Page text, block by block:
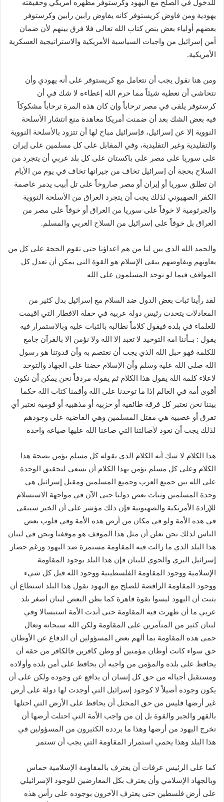
للدخول في الصلح مع اليهود وكرستوفر مظهره امريكي وحقيقته
يهودية ومن فاوض كريستوفر كانه يفاوض رابين رابين وكرستوفر
بعضهم أولياء بعض بنص كتاب الله تعالى فلا فرق بينهم لأن ضمان
أمن إسرائيل من واجبات السياسية الأمريكية والاستراتيجية العسكرية
الأمريكية.
ومن هنا نقول يجب أن نتعامل مع كريستوفر على أنه يهودي وأن
نتحاشى أن نعطيه شيئاً مما حرم الله إعطاءه لا شك في أن
كرستوفر يلقى في مصر ترحاباً وإن كان هذه المرة ترحاباً مشكوكاً
فيه بعض الشك بعد أن ضمنت أمريكا معاهدة منع انتشار الأسلحة
النووية إلا عن إسرائيل، فإسرائيل مباح لها أن تتزود بالأسلحة النووية
والتقليدية وغير التقليدية، وفي المقابل على كل مسلمين على إيران
على سوريا على مصر على باكستان على كل بلد عربي أن يتجرد من
السلاح بحجة أن إسرائيل تخاف من جيرانها تخاف في يوم من الأيام
ان تطلق سوريا أو إيران أو مصر صاروخاً على تل أبيب يدمر عاصمة
الكفر الصهيوني لذلك يجب أن يتجرد العراق من الأسلحة النووية
والجرثومية لا خوفاً على سوريا من العراق أو خوفاً على مصر من
العراق بل خوفاً على إسرائيل من السلاح العربي والمسلم.
والحمد الله الذي بين لنا من هم اعداؤنا حتى تقوم الحجة على كل من
يعاونهم ويفاوضهم يبقى الإسلام هو القوة التي يمكن أن تعدل كل
المواقف فيما لو توحد المسلمون على الله
لقد رأينا ثبات بعض الدول ضد السلام مع إسرائيل بدل كثير من
المعادلات يتحدث رئيس دولة عربية في حفلة الافطار التي اقيمت
للعلماء في بلده فيقول كلاماً نطالبه بالثبات عليه وبالاستمرار فيه
يقول : بــأننا امة التوحيد لا تعبد إلا الله ولا نؤمن إلا بالقرآن جامع
للكلمة فهو حبل الله الذي يجب أن نعتصم به وأن قدوتنا هو رسول
الله صلى الله عليه وسلم وأن الإسلام حضنا على الجهاد والتوحد
لاعلاء كلمة الله يقول هذا الكلام ثم يقوله مردفاً نحن يمكن أن نكون
أقوى أمة في العالم إذا ما توحدنا على الله وأقمنا كتاب الله حكما
بيننا نحن نعتبر كل فرقة طائفية أو حزبية أو مذهبية أو قومية نعتبر أي
تفرق أو عصبية هي مقتل المسلمين وهي القاضية على وجودهم
لذلك يجب أن نعود لأصالتنا التي صاغنا الله عليها صياغة واحدة
هذا الكلام لا شك أنه الكلام الذي يقوله كل مسلم يؤمن بصحة هذا
الكلام وعلى كل مسلم يؤمن بهذا الكلام أن يسعى لتحقيق الوحدة
على الله بين جميع العرب وجميع المسلمين ومقتل إسرائيل هي
وحدة المسلمين وثبات بعض دولنا حتى الآن في مواجهة الاستسلام
للإرادة الأمريكية والصهيونية فإن ذلك مؤشر على أن الخير سيبقى
في هذه الأمة ولو في مكان من أرض هذه الأمة وفي قلوب بعض
الناس لذلك نحن نعلن أن مثل هذا الموقف هو موقفنا ونحن في لبنان
هذا البلد الذي ما زالت فيه المقاومة مستمرة ضد اليهود ورغم حصار
إسرائيل البري والجوي للبنان فإن هذا البلد بوجود المقاومة
الإسلامية ووجود المقاومة الفلسطينية ووجود الله قبل كل شيء
ووجود المقاومة الرافضة للصلح مع اليهود نقول هذا البلد استطاع أن
يثبت أن اليهود ليسوا بقوة قاهرة كما يظن البعض لبنان أصغر بلد
عربي ما أن ظهرت فيه المقاومة حتى أبدت الأمة استبسالا وفي
لبنان كثير من المتآمرين على المقاومة ولكن الله سبحانه وتعال
حمى هذه المقاومة بما ألهم بعض المسؤولين أن الدفاع عن الأوطان
حق سواء كانت أوطان مؤمنين أو وطن كافرين فالكافر من حقه أن
يحافظ على بلده والمؤمن من واجبه أن يحافظ على أمن بلده وأولاده
ومستقبل أجياله من حق كل إنسان أن يدافع عن وجوده ولكن على أن
يكون وجوده أصيلاً لا كوجود إسرائيل التي أوجدت لها دولة على أرض
غير أرضها فليس من حق المحتل أن يحافظ على الأرض التي احتلها
بالقهر والجبر والقوة بل إن من واجب الأمة التي احتلت أرضها أن
تخرج اليهود من أرضها وهذا ما يردده الكثيرون من المسؤولين في
هذا البلد وهذا يحمي استمرار المقاومة التي يجب أن تستمر
كما على الرئيس عرفات أن يعترف بالمقاومة الإسلامية حماس
وبالجهاد الإسلامي وأن يعترف بكل المعارضين للوجود الإسرائيلي
على أرض فلسطين حتى يعترف الآخرون بوجوده على رأس هذه